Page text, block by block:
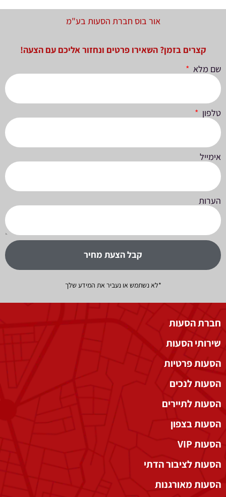
אור בוס חברת הסעות בע"מ
קצרים בזמן? השאירו פרטים ונחזור אליכם עם הצעה!
שם מלא
טלפון
אימייל
הערות
קבל הצעת מחיר
*לא נשתמש או נעביר את המידע שלך
חברת הסעות
שירותי הסעות
הסעות פרטיות
הסעות לנכים
הסעות לתיירים
הסעות בצפון
הסעות VIP
הסעות לציבור הדתי
הסעות מאורגנות